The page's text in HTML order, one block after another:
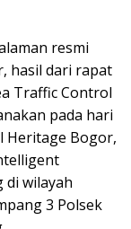
resmi
hasil dari rapat
Traffic Control
pada hari
Heritage Bogor,
di wilayah
3 Polsek